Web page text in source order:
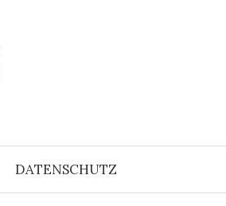
DATENSCHUTZ